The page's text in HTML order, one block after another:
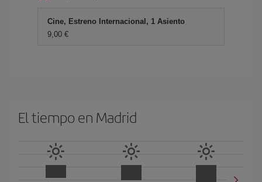
Cine, Estreno Internacional, 1 Asiento
9,00 €
El tiempo en Madrid